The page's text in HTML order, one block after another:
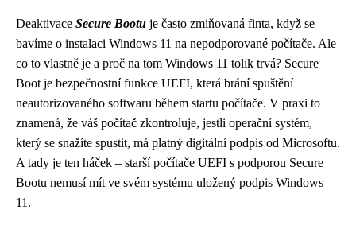
Deaktivace Secure Bootu je často zmiňovaná finta, když se
bavíme o instalaci Windows 11 na nepodporované počítače. Ale
co to vlastně je a proč na tom Windows 11 tolik trvá? Secure
Boot je bezpečnostní funkce UEFI, která brání spuštění
neautorizovaného softwaru během startu počítače. V praxi to
znamená, že váš počítač zkontroluje, jestli operační systém,
který se snažíte spustit, má platný digitální podpis od Microsoftu.
A tady je ten háček – starší počítače UEFI s podporou Secure
Bootu nemusí mít ve svém systému uložený podpis Windows
11.